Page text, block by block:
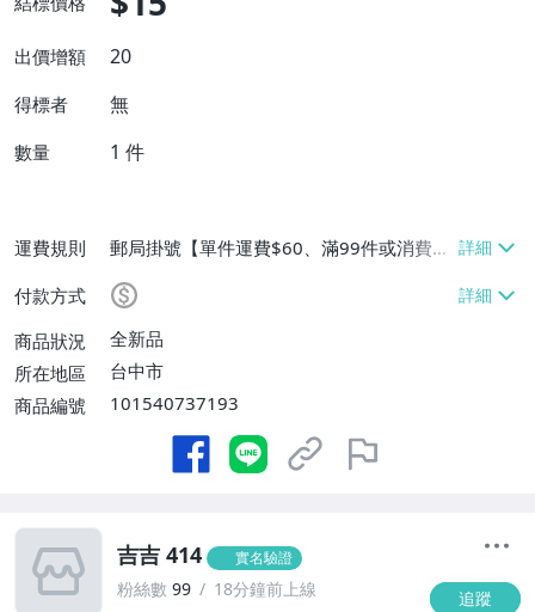
出價增額 20
得標者 無
數量 1 件
運費規則
郵局掛號【單件運費$60、滿99件或消費滿
$9999免運費】
付款方式
商品狀況
全新品
所在地區
台中市
商品編號
101540737193
吉吉 414 實名驗證
粉絲數 99 18分鐘前上線 追蹤